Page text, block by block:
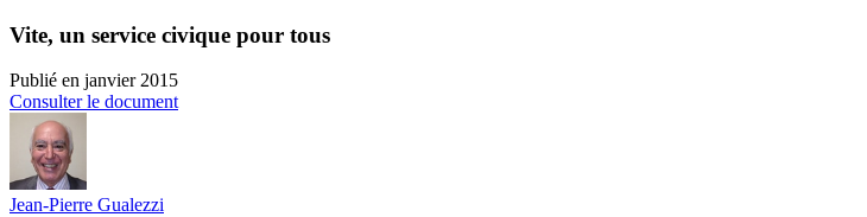
Vite, un service civique pour tous
Publié en janvier 2015
Consulter le document
Jean-Pierre Gualezzi